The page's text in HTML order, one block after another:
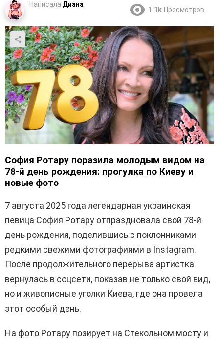
Написала Диана
1.1k Просмотров
София Ротару поразила молодым видом на
78-й день рождения: прогулка по Киеву и
новые фото
7 августа 2025 года легендарная украинская
певица София Ротару отпраздновала свой 78-й
день рождения, поделившись с поклонниками
редкими свежими фотографиями в Instagram.
После продолжительного перерыва артистка
вернулась в соцсети, показав не только свой вид,
но и живописные уголки Киева, где она провела
этот особый день.
На фото Ротару позирует на Стекольном мосту и